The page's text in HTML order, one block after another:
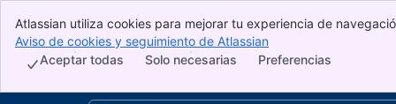
Banner
Top Bar
Sidebar
Atlassian utiliza cookies para mejorar tu experiencia de
cookies para indicar que aceptas su uso en tu dispositivo.
Aviso de cookies y seguimiento de Atlassian
Preferencias
Solo necesarias
Aceptar todas